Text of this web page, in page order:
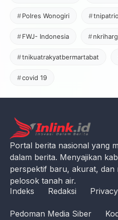
Polres Wonogiri
FWJ- Indonesia
tnikuatrakyatbermartabat
covid 19
Portal berita nasional yang
dalam berita. Menyajikan
perspektif baru, akurat, dan
pelosok tanah air.
Indeks
Redaksi
Pedoman Media Siber